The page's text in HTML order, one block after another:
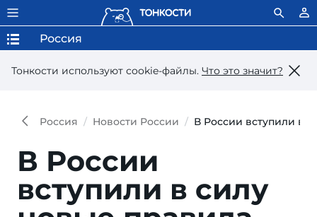
Тонкости используют сookie-файлы. Что это значит?
Россия
Россия Новости России В России вступили в
В России
вступили в силу